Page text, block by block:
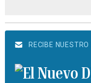
RECIBE